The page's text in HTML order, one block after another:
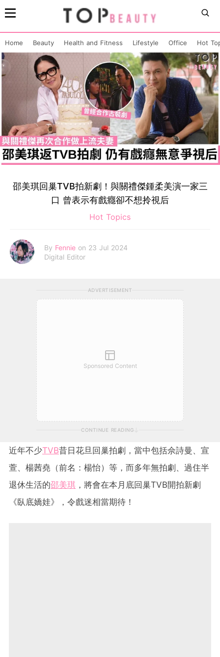
Home Beauty Health and Fitness Lifestyle Office Hot
邵美琪回巢TVB拍新劇！與關禮傑鍾柔美演一家三
口 曾表示有戲癮卻不想拎視后
Hot Topics
By Fennie on 23 Jul 2024
Digital Editor
ADVERTISEMENT
Sponsored Content
CONTINUE READING
近年不少TVB昔日花旦回巢拍劇，當中包括佘詩曼、宣
萱、楊茜堯（前名：楊怡）等，而多年無拍劇、過住半
退休生活的邵美琪 ，將會在本月底回巢TVB開拍新劇
《臥底嬌娃》，令戲迷相當期待！